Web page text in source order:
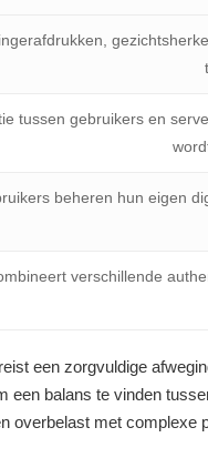
tussen gebruikers en
beheren hun eigen
verschillende
een zorgvuldige
een balans te vinden
overbelast met complexe